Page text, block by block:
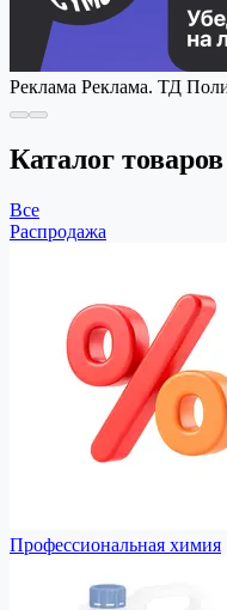
Реклама Реклама. ТД
Каталог товаров
Все
Распродажа
Профессиональная химия